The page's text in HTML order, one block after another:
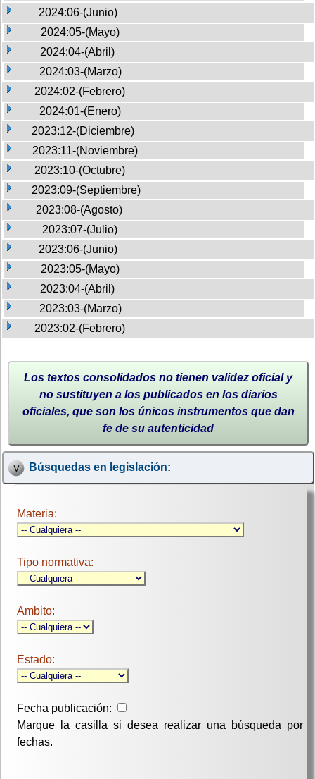
2024:06-(Junio)
2024:05-(Mayo)
2024:04-(Abril)
2024:03-(Marzo)
2024:02-(Febrero)
2024:01-(Enero)
2023:12-(Diciembre)
2023:11-(Noviembre)
2023:10-(Octubre)
2023:09-(Septiembre)
2023:08-(Agosto)
2023:07-(Julio)
2023:06-(Junio)
2023:05-(Mayo)
2023:04-(Abril)
2023:03-(Marzo)
2023:02-(Febrero)
Los textos consolidados no tienen validez oficial y
no sustituyen a los publicados en los diarios
oficiales, que son los únicos instrumentos que dan
fe de su autenticidad
Búsquedas en legislación:
Materia:
Tipo normativa:
Ambito:
Estado:
Fecha publicación:
Marque la casilla si desea realizar una búsqueda por
fechas.